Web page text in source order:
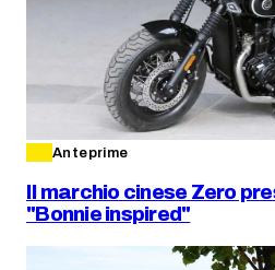
Anteprime
Il marchio cinese Zero
"Bonnie inspired"